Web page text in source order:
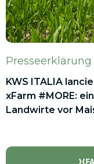
Presseerklärung
KWS ITALIA
xFarm #MORE:
Landwirte vor